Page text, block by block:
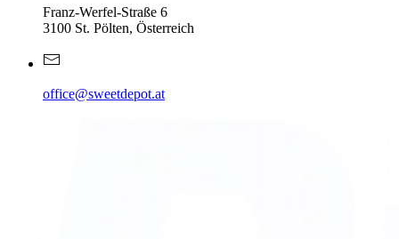
Franz-Werfel-Straße 6
3100 St. Pölten, Österreich
office@sweetdepot.at